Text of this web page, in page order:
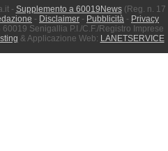
- Supplemento a 60019News(Reg. n. 17
- Disclaimer - Pubblicità - Privacy
Senigallia P.I./C.F./Registro Imprese
& Applicazione Web: LANETSERVICE